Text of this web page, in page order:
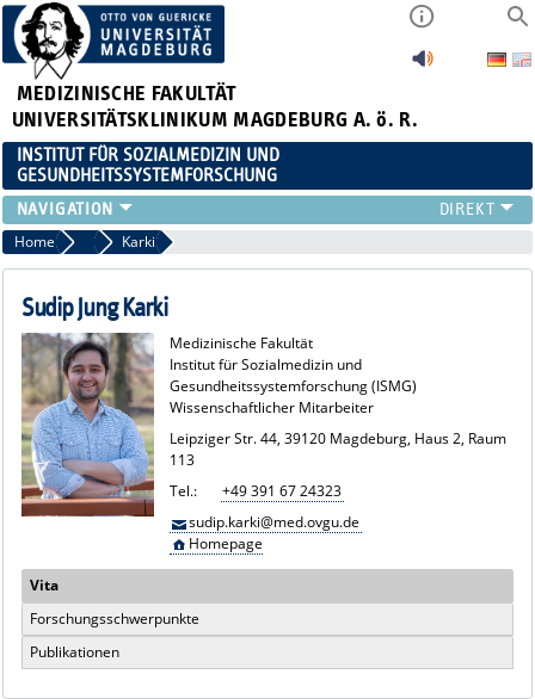
MEDIZINISCHE FAKULTÄT
UNIVERSITÄTSKLINIKUM MAGDEBURG A. ö. R.
INSTITUT FÜR SOZIALMEDIZIN UND
GESUNDHEITSSYSTEMFORSCHUNG
LEHRE
UNSER INSTITUT
TEAM
PUBLIKATIONEN
STELLENANGEBOTE
QUALIFIKATIONSARBEITEN
Home Team Karki
Sudip Jung Karki
Medizinische Fakultät
Institut für Sozialmedizin und
Gesundheitssystemforschung (ISMG)
Wissenschaftlicher Mitarbeiter
Leipziger Str. 44, 39120 Magdeburg, Haus 2, Raum
113
Tel.:
+49 391 67 24323
sudip.karki@med.ovgu.de
Homepage
Vita
Forschungsschwerpunkte
Publikationen